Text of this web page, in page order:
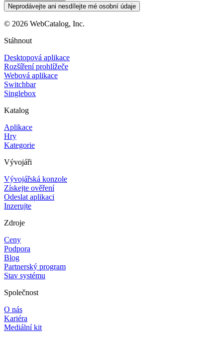
Neprodávejte ani nesdílejte mé osobní údaje
© 2026 WebCatalog, Inc.
Stáhnout
Desktopová aplikace
Rozšíření prohlížeče
Webová aplikace
Switchbar
Singlebox
Katalog
Aplikace
Hry
Kategorie
Vývojáři
Vývojářská konzole
Získejte ověření
Odeslat aplikaci
Inzerujte
Zdroje
Ceny
Podpora
Blog
Partnerský program
Stav systému
Společnost
O nás
Kariéra
Mediální kit